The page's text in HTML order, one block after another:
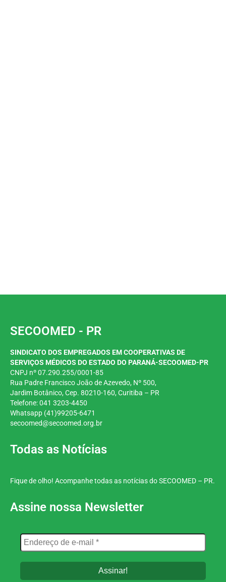
SECOOMED - PR
SINDICATO DOS EMPREGADOS EM COOPERATIVAS DE
SERVIÇOS MÉDICOS DO ESTADO DO PARANÁ-SECOOMED-PR
CNPJ nº 07.290.255/0001-85
Rua Padre Francisco João de Azevedo, Nº 500,
Jardim Botânico, Cep. 80210-160, Curitiba – PR
Telefone: 041 3203-4450
Whatsapp (41)99205-6471
secoomed@secoomed.org.br
Todas as Notícias
Fique de olho! Acompanhe todas as notícias do SECOOMED – PR.
Assine nossa Newsletter